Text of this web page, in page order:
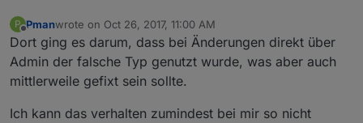
                    }
                },
            }
        }
});
P
Offline
Pmanwrote on Oct 26, 2017, 11:00 AM
last edited by
Dort ging es darum, dass bei Änderungen direkt über
Admin der falsche Typ genutzt wurde, was aber auch
mittlerweile gefixt sein sollte.
Ich kann das verhalten zumindest bei mir so nicht